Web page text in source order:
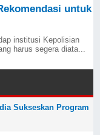
untuk
institusi Kepolisian
harus segera diata...
Sukseskan Program